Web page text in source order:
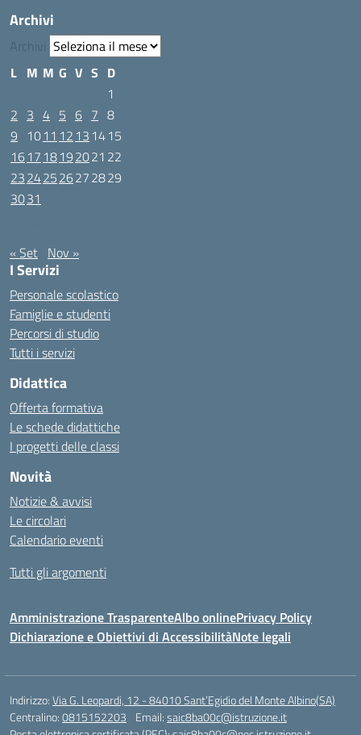
Archivi
Archivi
L M M G V S D
1
2 3 4 5 6 7 8
9 1011 12 13 1415
1617 18192021 22
23242526272829
3031
« Set Nov »
I Servizi
Personale scolastico
Famiglie e studenti
Percorsi di studio
Tutti i servizi
Didattica
Offerta formativa
Le schede didattiche
I progetti delle classi
Novità
Notizie & avvisi
Le circolari
Calendario eventi
Tutti gli argomenti
Amministrazione TrasparenteAlbo onlinePrivacy Policy
Dichiarazione e Obiettivi di AccessibilitàNote legali
Indirizzo:Via G. Leopardi, 12 - 84010 Sant’Egidio del Monte Albino(SA)
Centralino:0815152203 Email:saic8ba00c@istruzione.it